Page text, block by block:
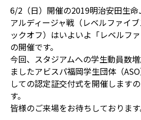
6/2（日）開催の2019明治安田生
アルディージャ戦（レベルファイ
ックオフ）はいよいよ「レベルフ
の開催です。
今回、スタジアムへの学生動員数
ましたアビスパ福岡学生団体（
しての認定証交付式を開催します
す。
皆様のご来場をお待ちしております